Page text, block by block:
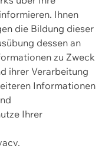
Ihnen
die Bildung dieser
dessen an
zu Zweck
ihrer Verarbeitung
Informationen
Ihrer